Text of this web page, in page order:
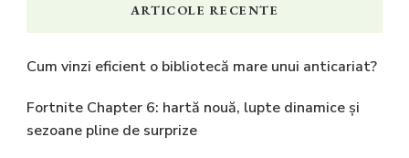
ARTICOLE RECENTE
Cum vinzi eficient o bibliotecă mare unui anticariat?
Fortnite Chapter 6: hartă nouă, lupte dinamice și
sezoane pline de surprize